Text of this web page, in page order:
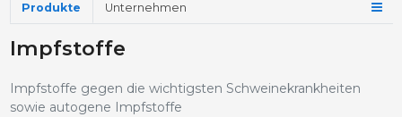
Produkte Unternehmen
Impfstoffe
Impfstoffe gegen die wichtigsten Schweinekrankheiten
sowie autogene Impfstoffe